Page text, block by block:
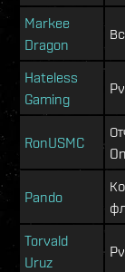
Markee
Dragon
Hateless
Gaming
RonUSMC
Pando
Torvald
Uruz